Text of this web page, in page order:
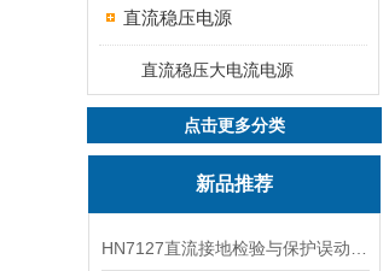
直流稳压电源
直流稳压大电流电源
点击更多分类
新品推荐